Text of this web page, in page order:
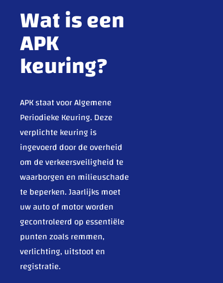
Wat is een
APK
keuring?
APK staat voor Algemene
Periodieke Keuring. Deze
verplichte keuring is
ingevoerd door de overheid
om de verkeersveiligheid te
waarborgen en milieuschade
te beperken. Jaarlijks moet
uw auto of motor worden
gecontroleerd op essentiële
punten zoals remmen,
verlichting, uitstoot en
registratie.